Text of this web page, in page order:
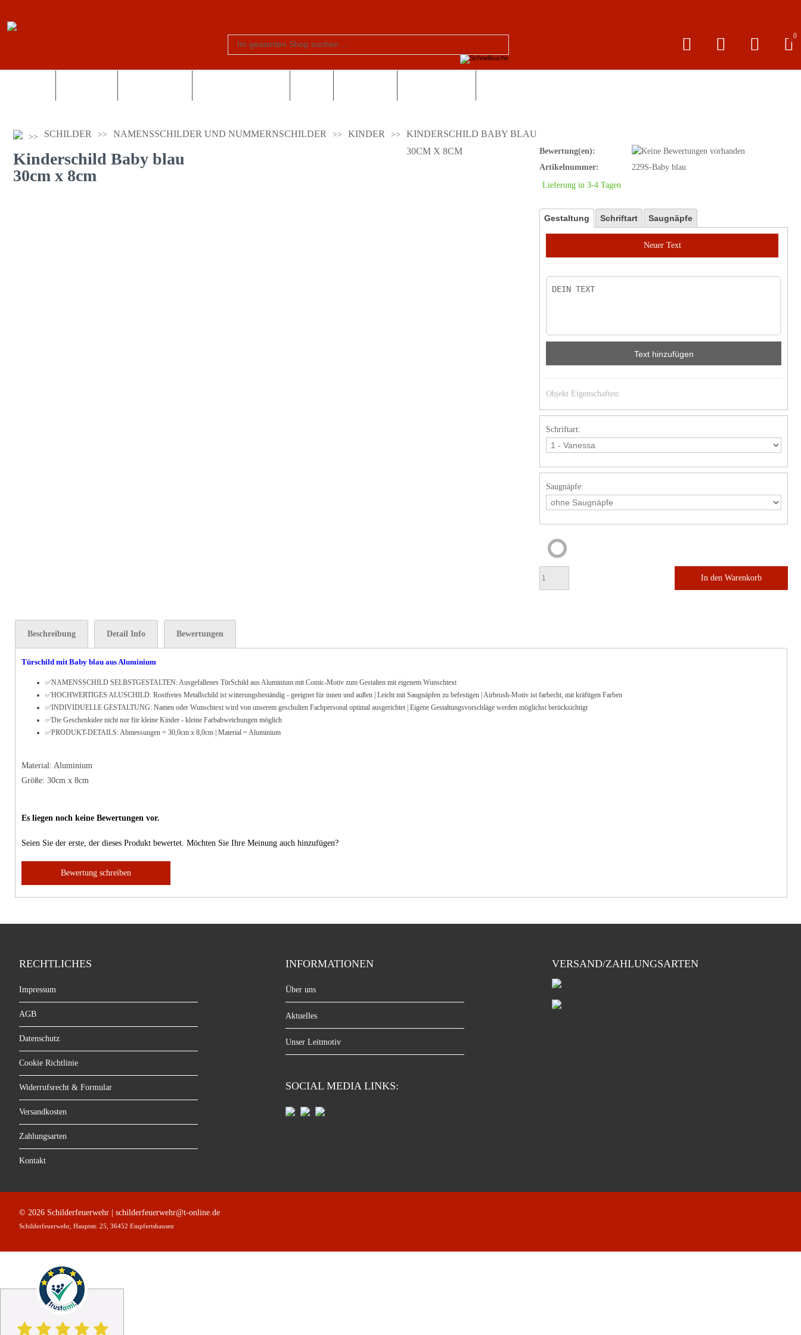
0
SCHILDER NAMENSSCHILDER UND NUMMERNSCHILDER KINDER
KINDERSCHILD BABY BLAU
30CM X 8CM
Kinderschild Baby blau
30cm x 8cm
Bewertung(en):
Artikelnummer:
229S-Baby blau
Lieferung in 3-4 Tagen
Gestaltung Schriftart Saugnäpfe
Neuer Text
Text hinzufügen
Objekt Eigenschaften:
Schriftart:
Saugnäpfe:
In den Warenkorb
Beschreibung Detail Info Bewertungen
Türschild mit Baby blau aus Aluminium
✅NAMENSSCHILD SELBSTGESTALTEN: Ausgefallenes TürSchild aus Aluminium mit Comic-Motiv zum Gestalten mit eigenem Wunschtext
✅HOCHWERTIGES ALUSCHILD: Rostfreies Metallschild ist witterungsbeständig - geeignet für innen und außen | Leicht mit Saugnäpfen zu befestigen | Airbrush-Motiv ist farbecht, mit kräftigen Farben
✅INDIVIDUELLE GESTALTUNG: Namen oder Wunschtext wird von unserem geschulten Fachpersonal optimal ausgerichtet | Eigene Gestaltungsvorschläge werden möglichst berücksichtigt
✅Die Geschenkidee nicht nur für kleine Kinder - kleine Farbabweichungen möglich
✅PRODUKT-DETAILS: Abmessungen = 30,0cm x 8,0cm | Material = Aluminium
Material: Aluminium
Größe: 30cm x 8cm
Es liegen noch keine Bewertungen vor.
Seien Sie der erste, der dieses Produkt bewertet. Möchten Sie Ihre Meinung auch hinzufügen?
Bewertung schreiben
© 2026 Schilderfeuerwehr | schilderfeuerwehr@t-online.de
Schilderfeuerwehr, Hauptstr. 25, 36452 Empfertshausen
RECHTLICHES
Impressum
AGB
Datenschutz
Cookie Richtlinie
Widerrufsrecht & Formular
Versandkosten
Zahlungsarten
Kontakt
INFORMATIONEN
Über uns
Aktuelles
Unser Leitmotiv
SOCIAL MEDIA LINKS:
VERSAND/ZAHLUNGSARTEN